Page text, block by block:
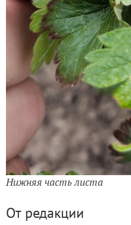
Нижняя часть листа
От редакции